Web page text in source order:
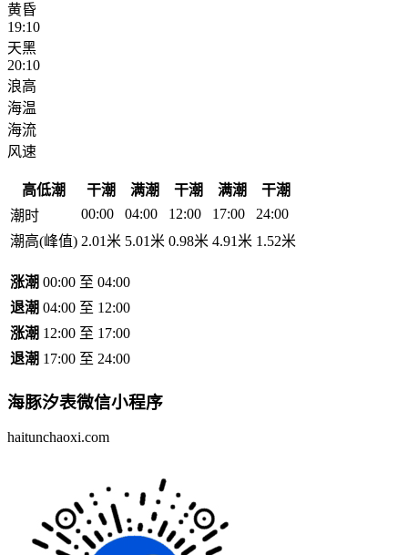
黄昏
19:10
天黑
20:10
浪高
海温
海流
风速
高低潮 干潮 满潮 干潮 满潮
干潮
潮时
00:00 04:00 12:00 17:00
24:00
潮高(峰值) 2.01米 5.01米 0.98米 4.91米 1.52米
涨潮 00:00 至 04:00
退潮 04:00 至 12:00
涨潮 12:00 至 17:00
退潮 17:00 至 24:00
海豚汐表微信小程序
haitunchaoxi.com